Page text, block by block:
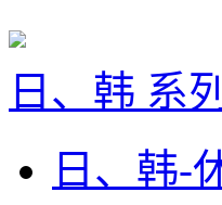
日、韩 系列
日、韩-